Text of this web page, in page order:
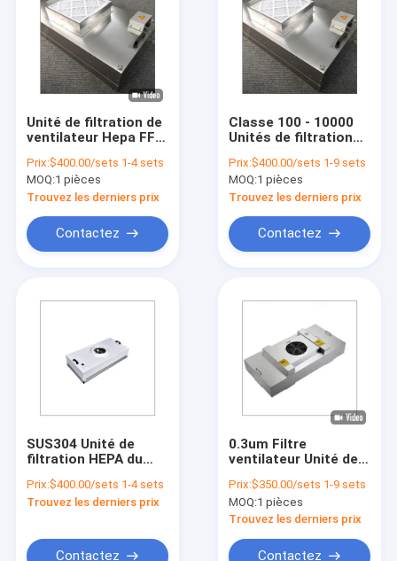
Unité de filtration de
ventilateur Hepa FFU
Prix:$400.00/sets 1-4 sets
MOQ:1 pièces
Trouvez les derniers prix
Contactez
Classe 100 - 10000
Unités de filtration
ventilateur de salle
blanche 220V 50Hz
Purificateur d'air Ffu
Prix:$400.00/sets 1-9 sets
MOQ:1 pièces
Trouvez les derniers prix
Contactez
SUS304 Unité de
filtration HEPA du
blanche en acier FFU
35 kg
Prix:$400.00/sets 1-4 sets
Trouvez les derniers prix
Contactez
0.3um Filtre
ventilateur Unité de
la poussière Salle
blanche de l'hôpital
Flux d'air laminaire
Prix:$350.00/sets 1-9 sets
MOQ:1 pièces
Trouvez les derniers prix
Contactez